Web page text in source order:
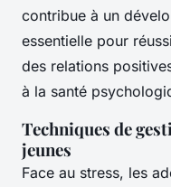
contribue à un
essentielle pour
des relations
à la santé
Techniques de
jeunes
Face au stress, les